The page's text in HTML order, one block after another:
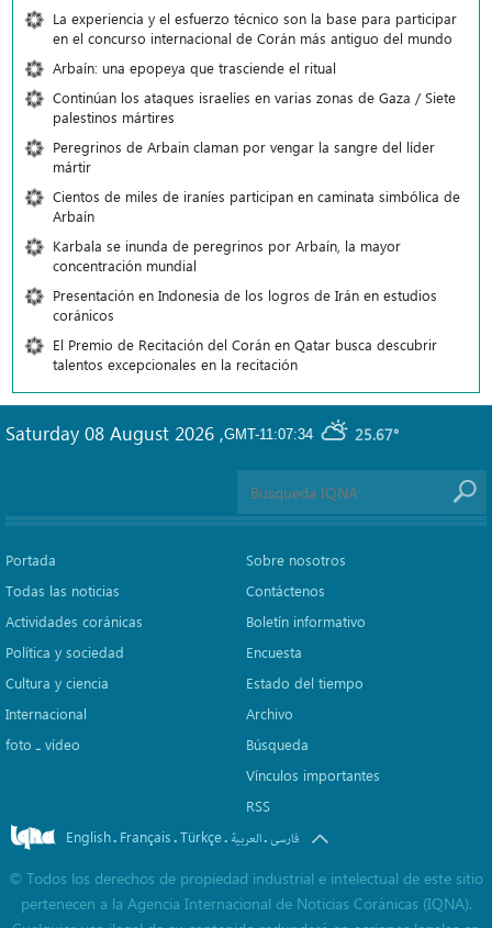
La experiencia y el esfuerzo técnico son la base para participar
en el concurso internacional de Corán más antiguo del mundo
Arbaín: una epopeya que trasciende el ritual
Continúan los ataques israelíes en varias zonas de Gaza / Siete
palestinos mártires
Peregrinos de Arbain claman por vengar la sangre del líder
mártir
Cientos de miles de iraníes participan en caminata simbólica de
Arbaín
Karbala se inunda de peregrinos por Arbaín, la mayor
concentración mundial
Presentación en Indonesia de los logros de Irán en estudios
coránicos
El Premio de Recitación del Corán en Qatar busca descubrir
talentos excepcionales en la recitación
GMT-11:07:34 25.67°
Saturday 08 August 2026 ,
Portada
Todas las noticias
Actividades coránicas
Política y sociedad
Cultura y ciencia
Internacional
foto ـ vídeo
Sobre nosotros
Contáctenos
Boletín informativo
Encuesta
Estado del tiempo
Archivo
Búsqueda
Vínculos importantes
RSS
English. Français.Türkçe. العربیة.فارسی
© Todos los derechos de propiedad industrial e intelectual de este sitio
pertenecen a la Agencia Internacional de Noticias Coránicas (IQNA).